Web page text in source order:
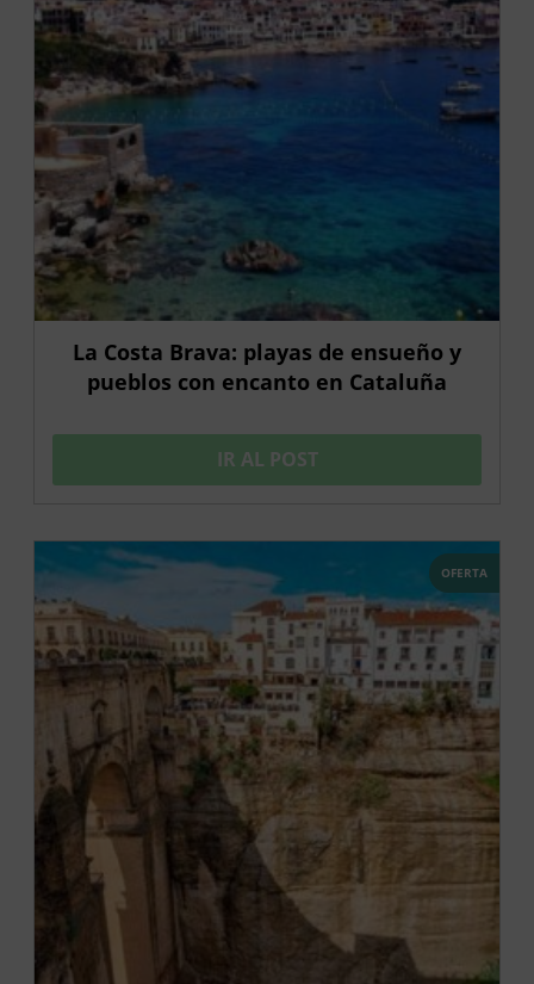
La Costa Brava: playas de ensueño y
pueblos con encanto en Cataluña
IR AL POST
OFERTA